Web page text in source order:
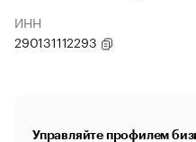
ИНН
290131112293
Управляйте профилем